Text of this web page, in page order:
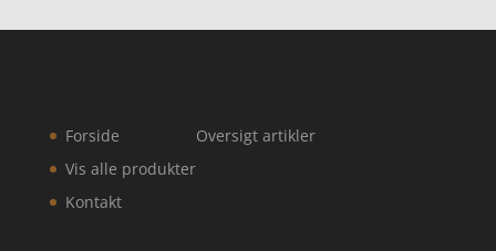
Forside
Vis alle produkter
Kontakt
Oversigt artikler